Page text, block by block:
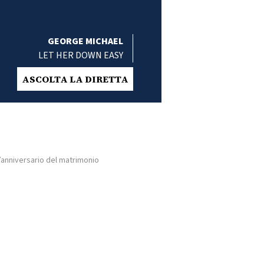
GEORGE MICHAEL
LET HER DOWN EASY
ASCOLTA LA DIRETTA
del matrimonio